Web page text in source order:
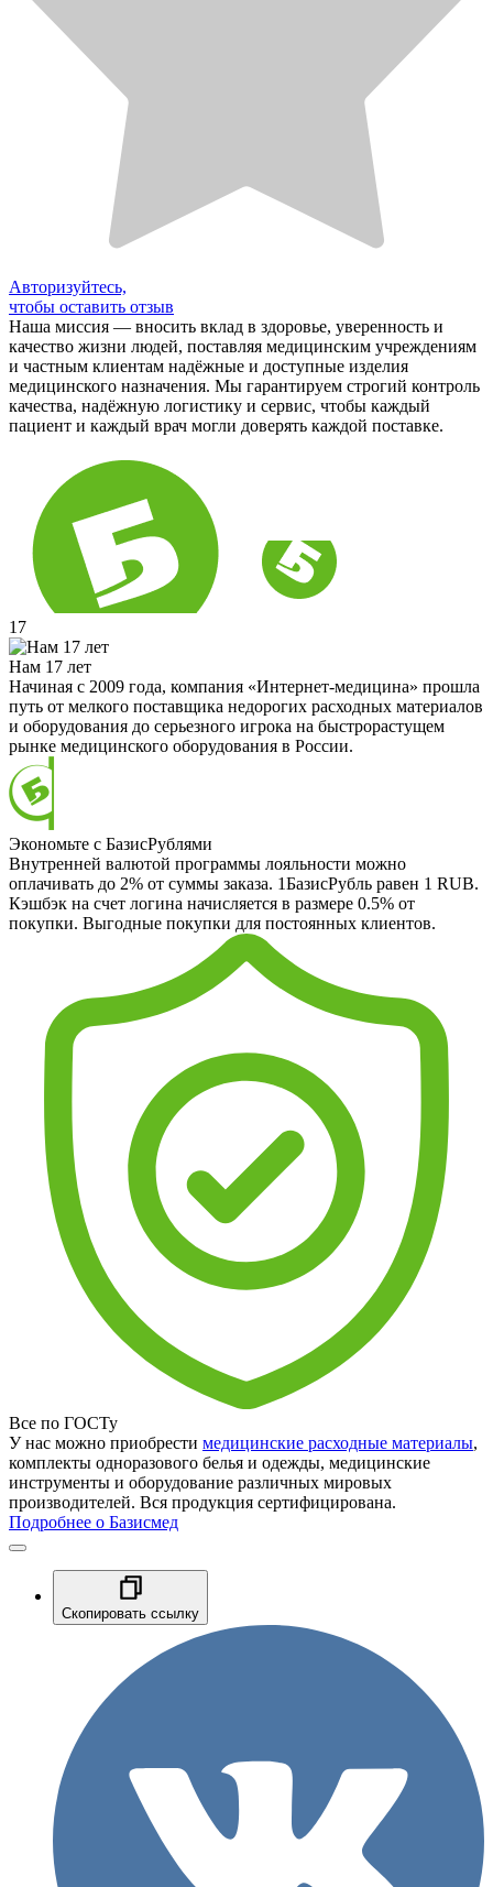
Авторизуйтесь,
чтобы оставить отзыв
Наша миссия — вносить вклад в здоровье, уверенность и
качество жизни людей, поставляя медицинским учреждениям
и частным клиентам надёжные и доступные изделия
медицинского назначения. Мы гарантируем строгий контроль
качества, надёжную логистику и сервис, чтобы каждый
пациент и каждый врач могли доверять каждой поставке.
17
Нам 17 лет
Начиная с 2009 года, компания «Интернет-медицина» прошла
путь от мелкого поставщика недорогих расходных материалов
и оборудования до серьезного игрока на быстрорастущем
рынке медицинского оборудования в России.
Экономьте с БазисРублями
Внутренней валютой программы лояльности можно
оплачивать до 2% от суммы заказа. 1БазисРубль равен 1 RUB.
Кэшбэк на счет логина начисляется в размере 0.5% от
покупки. Выгодные покупки для постоянных клиентов.
Все по ГОСТу
У нас можно приобрести медицинские расходные материалы,
комплекты одноразового белья и одежды, медицинские
инструменты и оборудование различных мировых
производителей. Вся продукция сертифицирована.
Подробнее о Базисмед
Скопировать ссылку